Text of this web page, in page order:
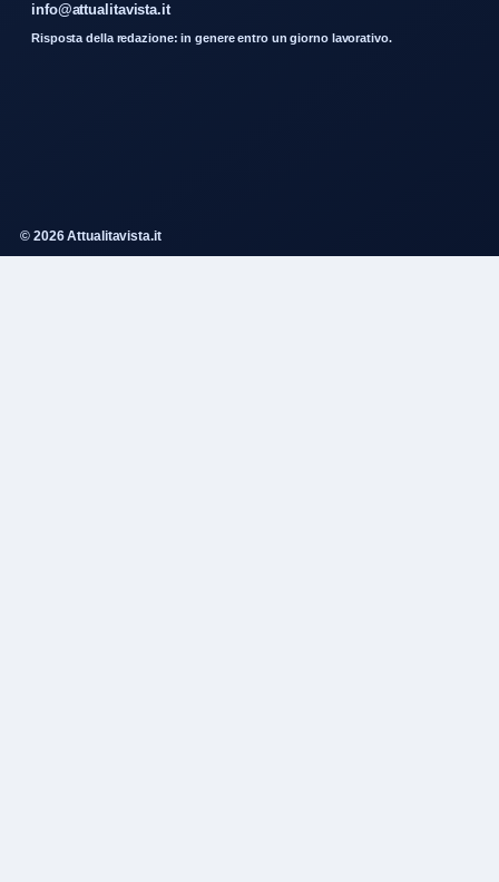
info@attualitavista.it
Risposta della redazione: in genere entro un giorno lavorativo.
© 2026 Attualitavista.it